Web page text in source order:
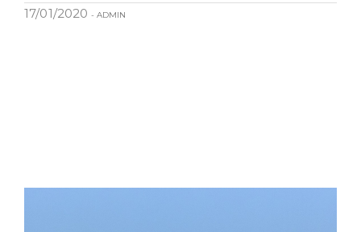
17/01/2020 - ADMIN